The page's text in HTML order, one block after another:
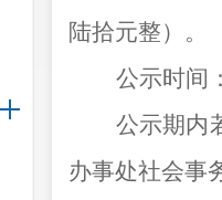
陆拾元整）。
公示时间
公示期内
办事处社会事